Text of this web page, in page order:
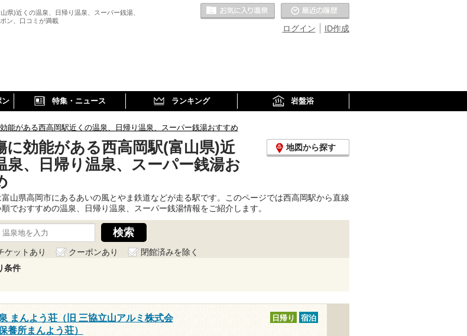
県)近くの温泉、日帰り温泉、スーパー銭湯、
ン、口コミが満載
ID作成
ログイン
お気に入りの温泉
ン 特集・ニュース ランキング 岩盤浴
能がある西高岡駅近くの温泉、日帰り温泉、スーパー銭湯おすすめ
に効能がある西高岡駅(富山県)近
泉、日帰り温泉、スーパー銭湯お
地図から探す
山県高岡市にあるあいの風とやま鉄道などが走る駅です。このページでは西高岡駅から直線
でおすすめの温泉、日帰り温泉、スーパー銭湯情報をご紹介します。
ケットあり クーポンあり
閉館済みを除く
条件
まんよう荘（旧 三協立山アルミ株式会
養所まんよう荘）
日帰り 宿泊